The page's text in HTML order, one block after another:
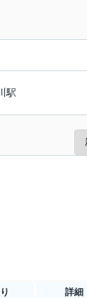
駅
詳細